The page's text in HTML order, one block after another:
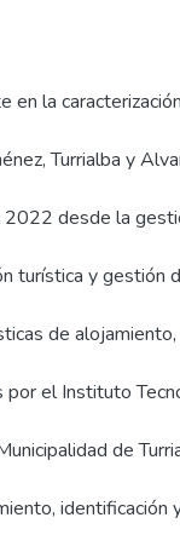
en la
Turrialba y
desde la
turística y gestión
de
el Instituto
de
identificación